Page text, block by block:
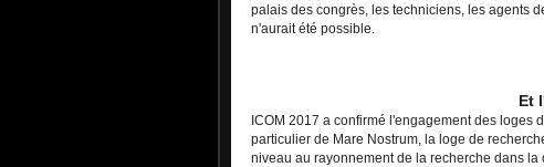
palais des congrès, les techniciens, les agents
n'aurait été possible.
Et
ICOM 2017 a confirmé l'engagement des loges
particulier de Mare Nostrum, la loge de
niveau au rayonnement de la recherche dans